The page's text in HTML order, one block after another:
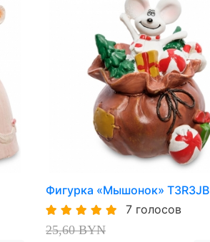
Фигурка «Мышонок» T3R3JB
7 голосов
25,60 BYN